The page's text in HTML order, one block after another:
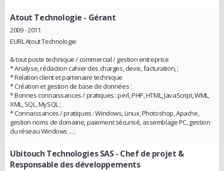
Atout Technologie - Gérant
2009 - 2011
EURL Atout Technologie
& tout poste technique / commercial / gestion entreprise
* Analyse, rédaction cahier des charges, devis, facturation, ;
* Relation client et partenaire technique
* Création et gestion de base de données ;
* Bonnes connaissances / pratiques : perl, PHP, HTML, JavaScript, WML,
XML, SQL, MySQL ;
* Connaissances / pratiques : Windows, Linux, Photoshop, Apache,
gestion noms de domaine, paiement sécurisé, assemblage PC, gestion
du réseau Windows ... ;
Ubitouch Technologies SAS- Chef de projet &
Responsable des développements